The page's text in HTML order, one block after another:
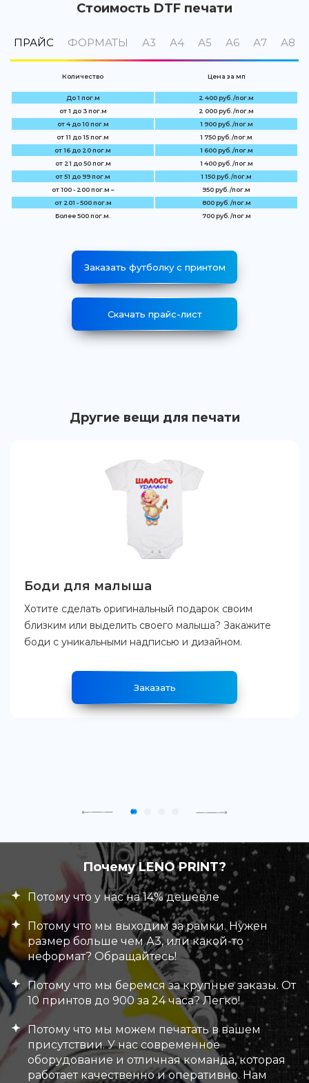
Стоимость DTF печати
ПРАЙС ФОРМАТЫ А3 А4 А5 А6 А7 А8
Количество Цена за мп
До 1 пог.м
2 400 руб. /пог.м
от 1 до 3 пог.м
2 000 руб. /пог.м
от 4 до 10 пог.м
1 900 руб. /пог.м
от 11 до 15 пог.м
1 750 руб. /пог.м
от 16 до 20 пог.м
1 600 руб. /пог.м
от 21 до 50 пог.м
1 400 руб. /пог.м
от 51 до 99 пог.м
1 150 руб. /пог.м
от 100 - 200 пог.м –
950 руб. /пог.м
от 201 - 500 пог.м
800 руб. /пог.м
Более 500 пог.м.
700 руб. /пог.м
Заказать футболку с принтом
Скачать прайс-лист
Другие вещи для печати
Боди для малыша
Хотите сделать оригинальный подарок своим
близким или выделить своего малыша? Закажите
боди с уникальными надписью и дизайном.
Заказать
Почему LENO PRINT?
Потому что у нас на 14% дешевле
Потому что мы выходим за рамки. Нужен
размер больше чем А3, или какой-то
неформат? Обращайтесь!
Потому что мы беремся за крупные заказы. От
10 принтов до 900 за 24 часа? Легко!
Потому что мы можем печатать в вашем
присутствии. У нас современное
оборудование и отличная команда, которая
работает качественно и оперативно. Нам